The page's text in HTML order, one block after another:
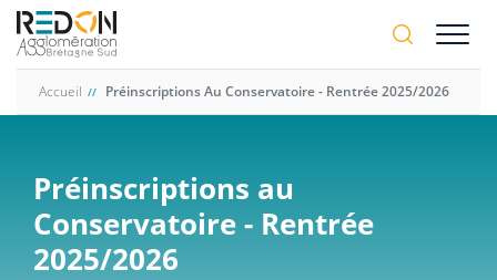
Aller
contenu
Accueil Préinscriptions Au Conservatoire - Rentrée 2025/2026
Préinscriptions au
Conservatoire - Rentrée
2025/2026